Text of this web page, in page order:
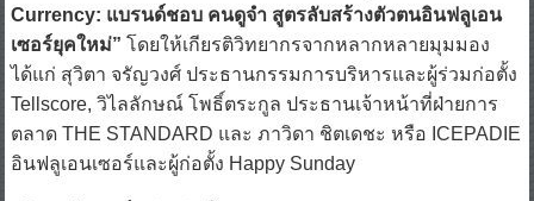
เซอร์ยุคใหม่”โดยให้เกียรติวิทยากรจากหลากหลายมุมมอง
ได้แก่ สุวิตา จรัญวงศ์ ประธานกรรมการบริหารและผู้ร่วมก่อตั้ง
Tellscore, วิไลลักษณ์ โพธิ์ตระกูล ประธานเจ้าหน้าที่ฝ่ายการ
ตลาด THE STANDARD และ ภาวิดา ชิตเดชะ หรือ ICEPADIE
อินฟลูเอนเซอร์และผู้ก่อตั้ง Happy Sunday